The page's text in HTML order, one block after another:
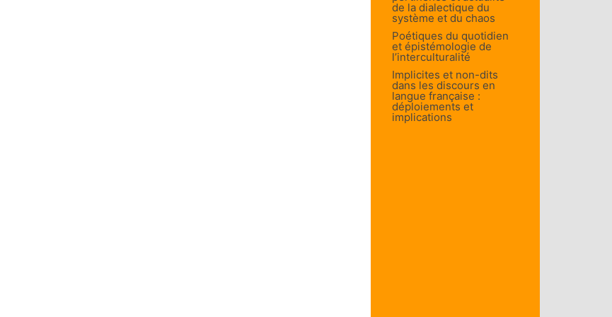
de la dialectique du
système et du chaos
Poétiques du quotidien
et épistémologie de
l’interculturalité
Implicites et non-dits
dans les discours en
langue française :
déploiements et
implications